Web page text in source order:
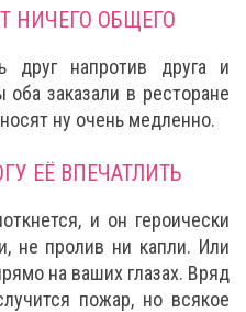
НИЧЕГО ОБЩЕГО
напротив друга и
заказали в ресторане
ну очень медленно.
ЕЁ ВПЕЧАТЛИТЬ
и он героически
не пролив ни капли. Или
на ваших глазах. Вряд
пожар, но всякое